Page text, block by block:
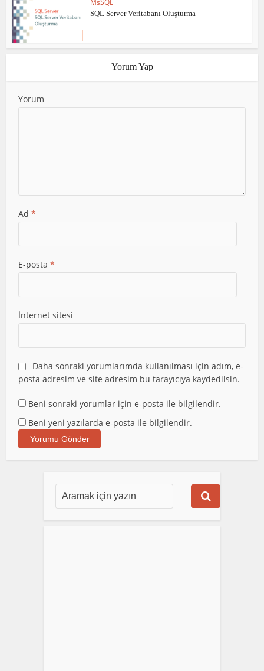
SQL Server Veritabanı Oluşturma
Yorum Yap
Yorum
Ad*
E-posta*
İnternet sitesi
Daha sonraki yorumlarımda kullanılması için adım, e-
posta adresim ve site adresim bu tarayıcıya kaydedilsin.
Beni sonraki yorumlar için e-posta ile bilgilendir.
Beni yeni yazılarda e-posta ile bilgilendir.